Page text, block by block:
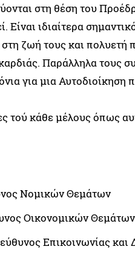
στη θέση του
ιδιαίτερα
ζωή τους και
Παράλληλα τους
για μια Αυτοδιοίκηση
τού κάθε μέλους όπως
Νομικών Θεμάτων
Οικονομικών Θεμάτων
Επικοινωνίας